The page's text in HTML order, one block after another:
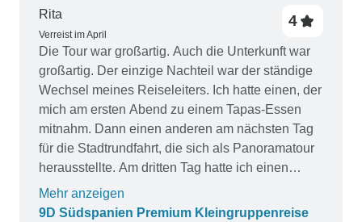
waren ausgezeichnet, aber wenn Sie sich nur für
Granada besuchen. Das war ein tolles Erlebnis!
Rita
Verreist im April
4
Die Tour war großartig. Auch die Unterkunft war
großartig. Der einzige Nachteil war der ständige
Wechsel meines Reiseleiters. Ich hatte einen, der
mich am ersten Abend zu einem Tapas-Essen
mitnahm. Dann einen anderen am nächsten Tag
für die Stadtrundfahrt, die sich als Panoramatour
herausstellte. Am dritten Tag hatte ich einen
anderen Reiseleiter und wurde mit einer
spanischen Gruppe zusammengeführt. Am
Mehr anzeigen
9D Südspanien Premium Kleingruppenreise